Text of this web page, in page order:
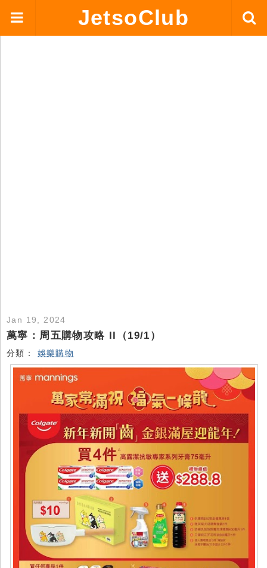
JetsoClub
Jan 19, 2024
萬寧：周五購物攻略 II（19/1）
分類： 娛樂購物